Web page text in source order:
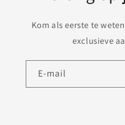
Kom als eerste te
exclusieve
E‑mail